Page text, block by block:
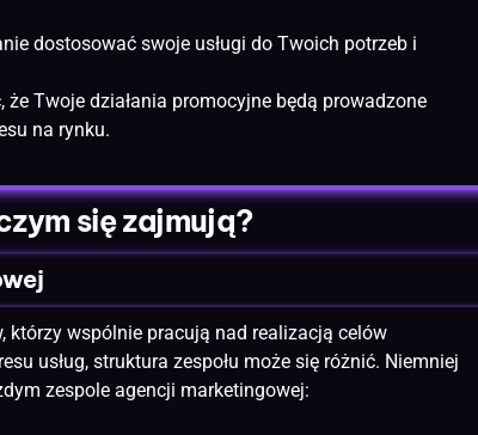
dostosować swoje usługi do Twoich potrzeb i
Twoje działania promocyjne będą prowadzone
na rynku.
się zajmują?
którzy wspólnie pracują nad realizacją celów
usług, struktura zespołu może się różnić. Niemniej
zespole agencji marketingowej: